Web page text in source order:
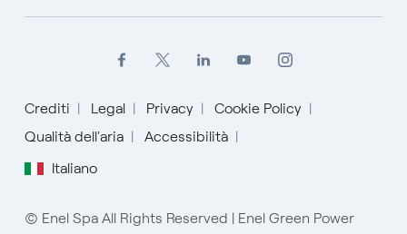
Crediti Legal Privacy
Cookie Policy
Qualità dell'aria
Accessibilità
Italiano
English
Español
Italiano
© Enel Spa All Rights Reserved | Enel Green Power